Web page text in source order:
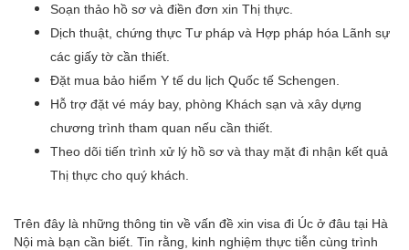
Soạn thảo hồ sơ và điền đơn xin Thị thực.
Dịch thuật, chứng thực Tư pháp và Hợp pháp hóa Lãnh sự
các giấy tờ cần thiết.
Đặt mua bảo hiểm Y tế du lịch Quốc tế Schengen.
Hỗ trợ đặt vé máy bay, phòng Khách sạn và xây dựng
chương trình tham quan nếu cần thiết.
Theo dõi tiến trình xử lý hồ sơ và thay mặt đi nhận kết quả
Thị thực cho quý khách.
Trên đây là những thông tin về vấn đề xin visa đi Úc ở đâu tại Hà
Nội mà bạn cần biết. Tin rằng, kinh nghiệm thực tiễn cùng trình